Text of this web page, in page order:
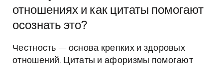
отношениях и как цитаты помогают
осознать это?
Честность — основа крепких и здоровых
отношений. Цитаты и афоризмы помогают